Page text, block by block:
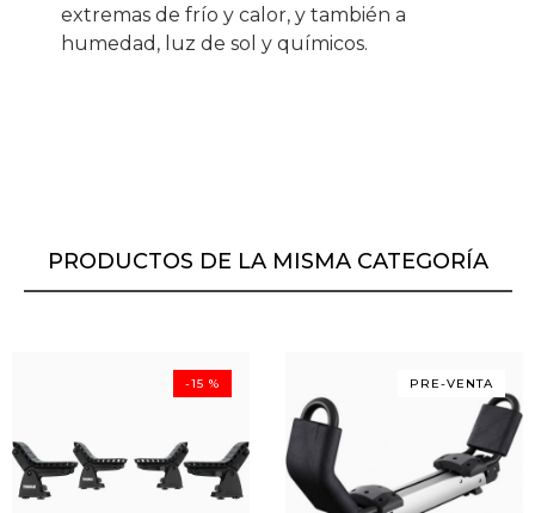
extremas de frío y calor, y también a
humedad, luz de sol y químicos.
PRODUCTOS DE LA MISMA CATEGORÍA
-15 % PRE-VENTA